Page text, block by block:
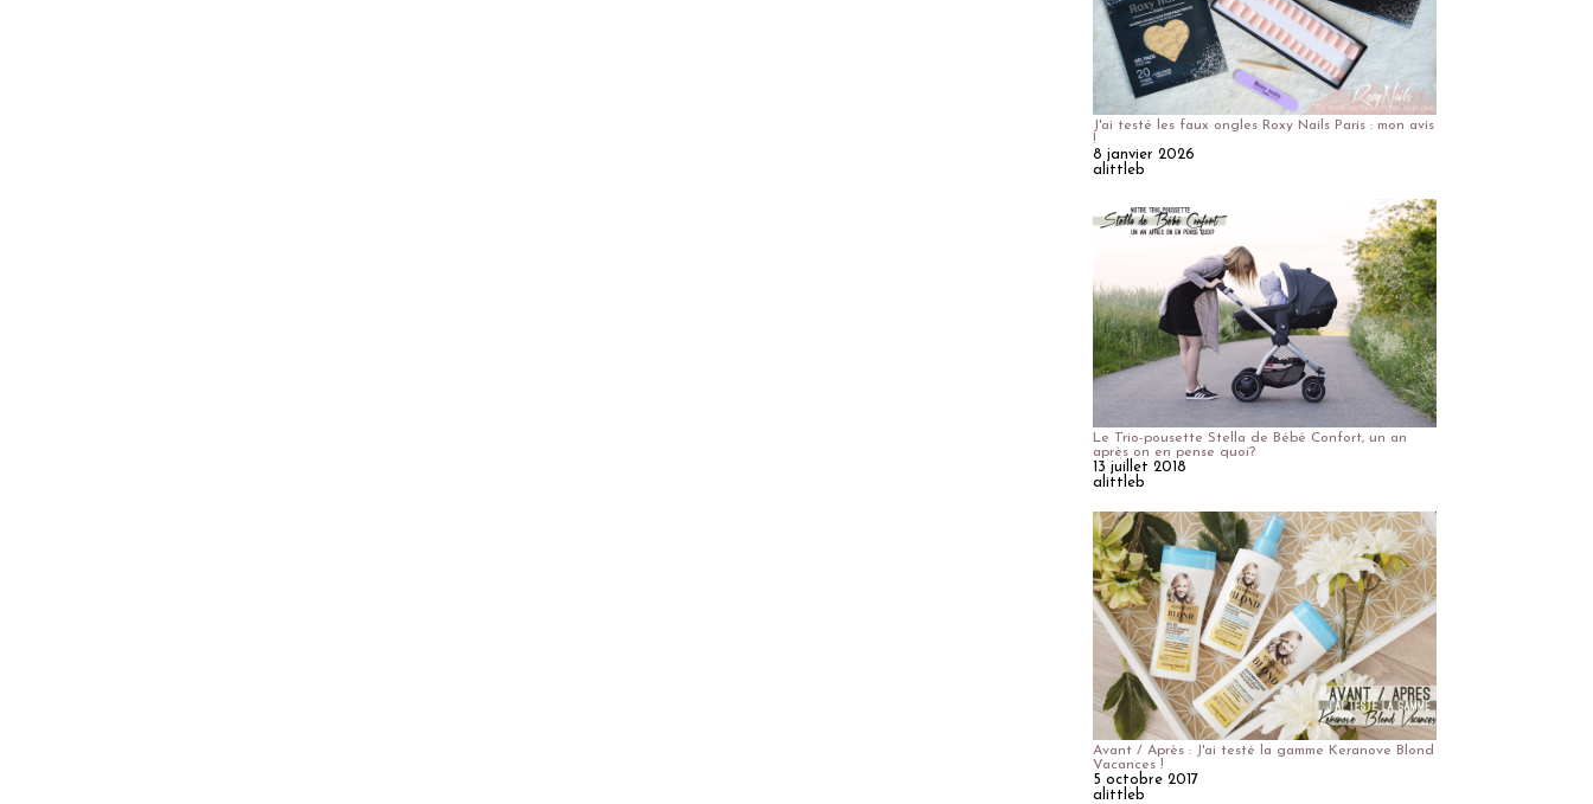
J'ai testé les faux ongles Roxy Nails Paris : mon avis
!
8 janvier 2026
alittleb
Le Trio-pousette Stella de Bébé Confort, un an
après on en pense quoi?
13 juillet 2018
alittleb
Avant / Après : J'ai testé la gamme Keranove Blond
Vacances !
5 octobre 2017
alittleb